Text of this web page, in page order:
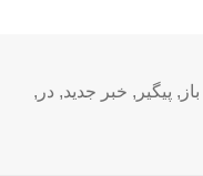
باز , پیگیر , خبر جدید, در ,